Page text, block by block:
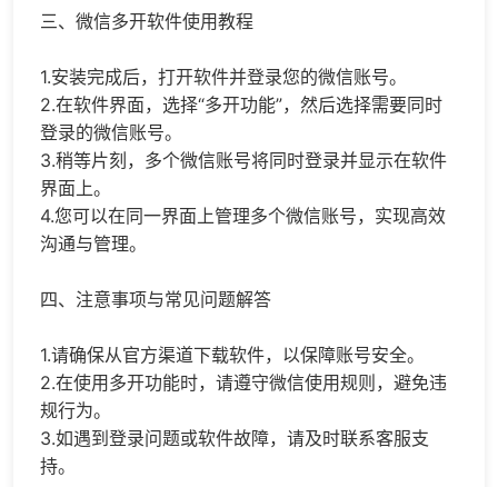
三、微信多开软件使用教程
1.安装完成后，打开软件并登录您的微信账号。
2.在软件界面，选择“多开功能”，然后选择需要同时
登录的微信账号。
3.稍等片刻，多个微信账号将同时登录并显示在软件
界面上。
4.您可以在同一界面上管理多个微信账号，实现高效
沟通与管理。
四、注意事项与常见问题解答
1.请确保从官方渠道下载软件，以保障账号安全。
2.在使用多开功能时，请遵守微信使用规则，避免违
规行为。
3.如遇到登录问题或软件故障，请及时联系客服支
持。